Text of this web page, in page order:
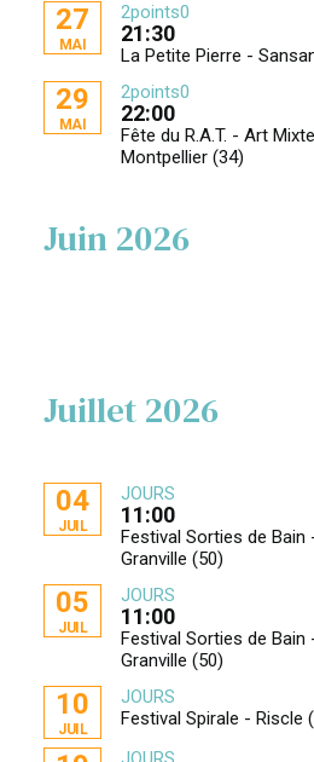
27
MAI
2points0
21:30
La Petite Pierre -
29
MAI
2points0
22:00
Fête du R.A.T. - Art
Montpellier (34)
Juin 2026
Juillet 2026
04
JUIL
JOURS
11:00
Festival Sorties de Bain
Granville (50)
05
JUIL
JOURS
11:00
Festival Sorties de Bain
Granville (50)
10
JUIL
JOURS
Festival Spirale - Riscle